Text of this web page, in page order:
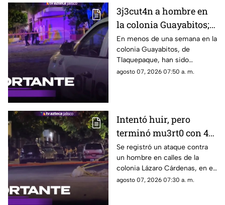
3j3cut4n a hombre en
la colonia Guayabitos;
es el segundo caso en
menos de una semana
En menos de una semana en la
colonia Guayabitos, de
Tlaquepaque, han sido
asesinados dos hombres
agosto 07, 2026 07:50 a. m.
Intentó huir, pero
terminó mu3rt0 con 4
b4l4z05 en Lázaro
Cárdenas
Se registró un ataque contra
un hombre en calles de la
colonia Lázaro Cárdenas, en el
municipio de Guadalajara
agosto 07, 2026 07:30 a. m.